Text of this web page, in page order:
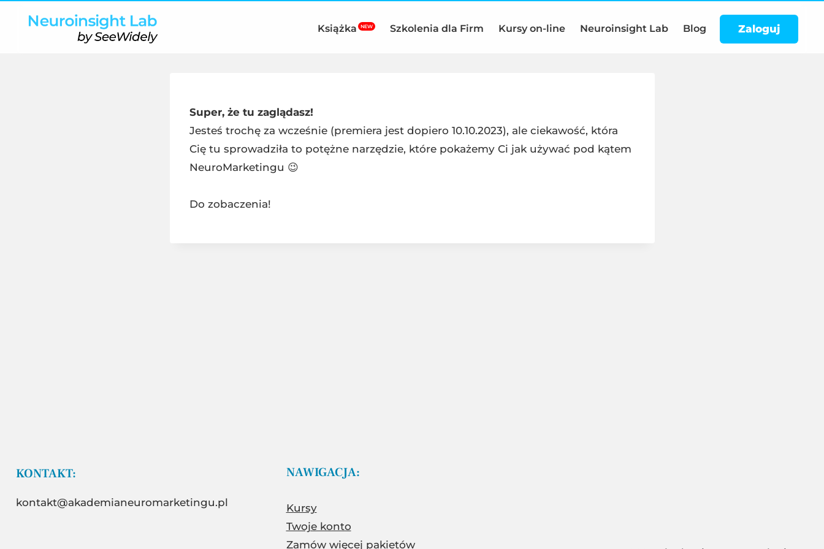
Książka NEW Szkolenia dla Firm Kursy on-line Neuroinsight Lab Blog Zaloguj
Super, że tu zaglądasz!
Jesteś trochę za wcześnie (premiera jest dopiero 10.10.2023), ale ciekawość, która
Cię tu sprowadziła to potężne narzędzie, które pokażemy Ci jak używać pod kątem
NeuroMarketingu 😉
Do zobaczenia!
KONTAKT:
kontakt@akademianeuromarketingu.pl
NAWIGACJA:
Kursy
Twoje konto
Zamów więcej pakietów